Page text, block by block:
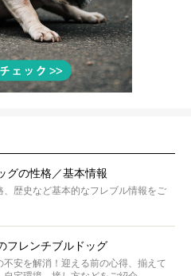
グの性格／基本情報
、歴史など基本的なフレブル情報をご
フレンチブルドッグ
不安を解消！迎える前の心得、揃えて